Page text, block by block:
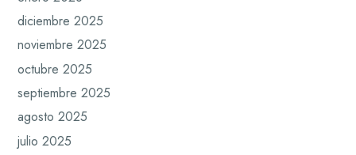
diciembre 2025
noviembre 2025
octubre 2025
septiembre 2025
agosto 2025
julio 2025